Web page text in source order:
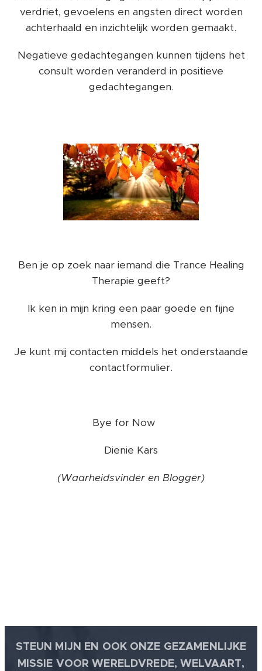
verdriet, gevoelens en angsten direct worden
achterhaald en inzichtelijk worden gemaakt.
Negatieve gedachtegangen kunnen tijdens het
consult worden veranderd in positieve
gedachtegangen.
Ben je op zoek naar iemand die Trance Healing
Therapie geeft?
Ik ken in mijn kring een paar goede en fijne
mensen.
Je kunt mij contacten middels het onderstaande
contactformulier.
Bye for Now ❤️
Dienie Kars
(Waarheidsvinder en Blogger)
STEUN MIJN EN OOK ONZE GEZAMENLIJKE
MISSIE VOOR WERELDVREDE, WELVAART,